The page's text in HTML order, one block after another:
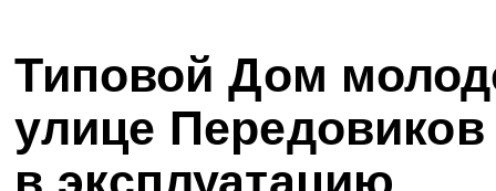
Типовой Дом
улице